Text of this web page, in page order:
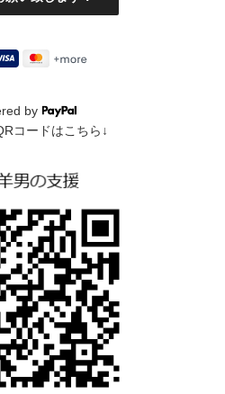
by
コードはこちら↓